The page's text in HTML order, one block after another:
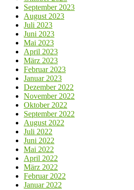
September 2023
August 2023
Juli 2023
Juni 2023
Mai 2023
April 2023
März 2023
Februar 2023
Januar 2023
Dezember 2022
November 2022
Oktober 2022
September 2022
August 2022
Juli 2022
Juni 2022
Mai 2022
April 2022
März 2022
Februar 2022
Januar 2022